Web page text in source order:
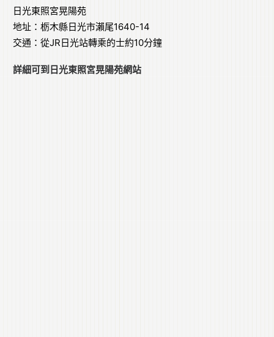
日光東照宮晃陽苑
地址：栃木縣日光市瀨尾1640-14
交通：從JR日光站轉乘的士約10分鐘
詳細可到 日光東照宮晃陽苑網站